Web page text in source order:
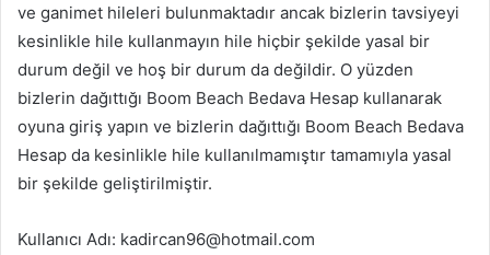
ve ganimet hileleri bulunmaktadır ancak bizlerin tavsiyeyi
kesinlikle hile kullanmayın hile hiçbir şekilde yasal bir
durum değil ve hoş bir durum da değildir. O yüzden
bizlerin dağıttığı Boom Beach Bedava Hesap kullanarak
oyuna giriş yapın ve bizlerin dağıttığı Boom Beach Bedava
Hesap da kesinlikle hile kullanılmamıştır tamamıyla yasal
bir şekilde geliştirilmiştir.
Kullanıcı Adı: kadircan96@hotmail.com